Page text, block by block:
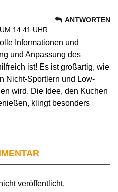
14:41 UHR
Informationen und
und Anpassung des
ist! Es ist großartig, wie
Nicht-Sportlern und Low-
wird. Die Idee, den Kuchen
klingt besonders
ANTWORTEN
veröffentlicht.